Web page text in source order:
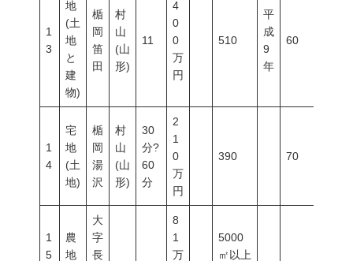
1
3
地
(土
地
と
建
物)
楯
岡
笛
田
村
山
(山
形)
11
4
0
0
万
円
510
平
成
9
年
60
1
4
宅
地
(土
地)
楯
岡
湯
沢
村
山
(山
形)
30
分?
60
分
2
1
0
万
円
390 70
1
5
農
地
大
字
長
8
1
万
5000
㎡以上